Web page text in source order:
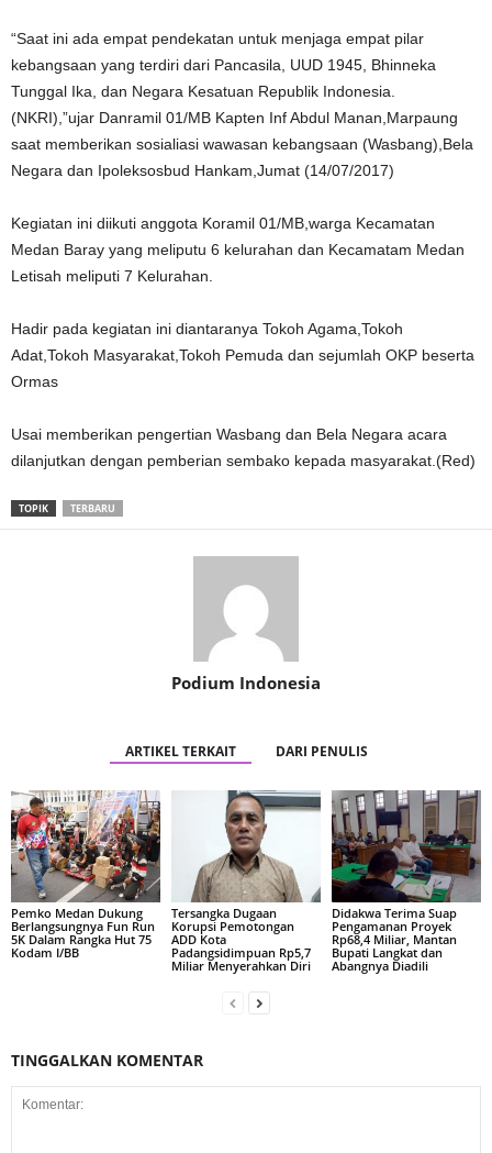
“Saat ini ada empat pendekatan untuk menjaga empat pilar
kebangsaan yang terdiri dari Pancasila, UUD 1945, Bhinneka
Tunggal Ika, dan Negara Kesatuan Republik Indonesia.
(NKRI),”ujar Danramil 01/MB Kapten Inf Abdul Manan,Marpaung
saat memberikan sosialiasi wawasan kebangsaan (Wasbang),Bela
Negara dan Ipoleksosbud Hankam,Jumat (14/07/2017)
Kegiatan ini diikuti anggota Koramil 01/MB,warga Kecamatan
Medan Baray yang meliputu 6 kelurahan dan Kecamatam Medan
Letisah meliputi 7 Kelurahan.
Hadir pada kegiatan ini diantaranya Tokoh Agama,Tokoh
Adat,Tokoh Masyarakat,Tokoh Pemuda dan sejumlah OKP beserta
Ormas
Usai memberikan pengertian Wasbang dan Bela Negara acara
dilanjutkan dengan pemberian sembako kepada masyarakat.(Red)
TOPIK TERBARU
Podium Indonesia
ARTIKEL TERKAIT DARI PENULIS
Pemko Medan Dukung
Berlangsungnya Fun Run
5K Dalam Rangka Hut 75
Kodam I/BB
Tersangka Dugaan
Korupsi Pemotongan
ADD Kota
Padangsidimpuan Rp5,7
Miliar Menyerahkan Diri
Didakwa Terima Suap
Pengamanan Proyek
Rp68,4 Miliar, Mantan
Bupati Langkat dan
Abangnya Diadili
TINGGALKAN KOMENTAR